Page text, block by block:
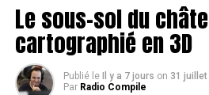
Le sous-sol du
cartographié en 3D
Publié le Il y a 7 jours on 31 juillet
Par Radio Compile